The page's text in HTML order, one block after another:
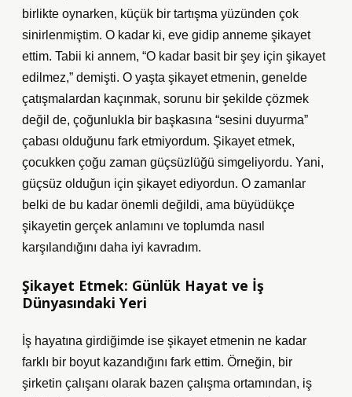
birlikte oynarken, küçük bir tartışma yüzünden çok
sinirlenmiştim. O kadar ki, eve gidip anneme şikayet
ettim. Tabii ki annem, “O kadar basit bir şey için şikayet
edilmez,” demişti. O yaşta şikayet etmenin, genelde
çatışmalardan kaçınmak, sorunu bir şekilde çözmek
değil de, çoğunlukla bir başkasına “sesini duyurma”
çabası olduğunu fark etmiyordum. Şikayet etmek,
çocukken çoğu zaman güçsüzlüğü simgeliyordu. Yani,
güçsüz olduğun için şikayet ediyordun. O zamanlar
belki de bu kadar önemli değildi, ama büyüdükçe
şikayetin gerçek anlamını ve toplumda nasıl
karşılandığını daha iyi kavradım.
Şikayet Etmek: Günlük Hayat ve İş
Dünyasındaki Yeri
İş hayatına girdiğimde ise şikayet etmenin ne kadar
farklı bir boyut kazandığını fark ettim. Örneğin, bir
şirketin çalışanı olarak bazen çalışma ortamından, iş